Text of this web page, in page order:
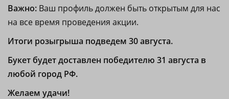
Важно: Ваш профиль должен быть открытым для нас
на все время проведения акции.
Итоги розыгрыша подведем 30 августа.
Букет будет доставлен победителю 31 августа в
любой город РФ.
Желаем удачи!